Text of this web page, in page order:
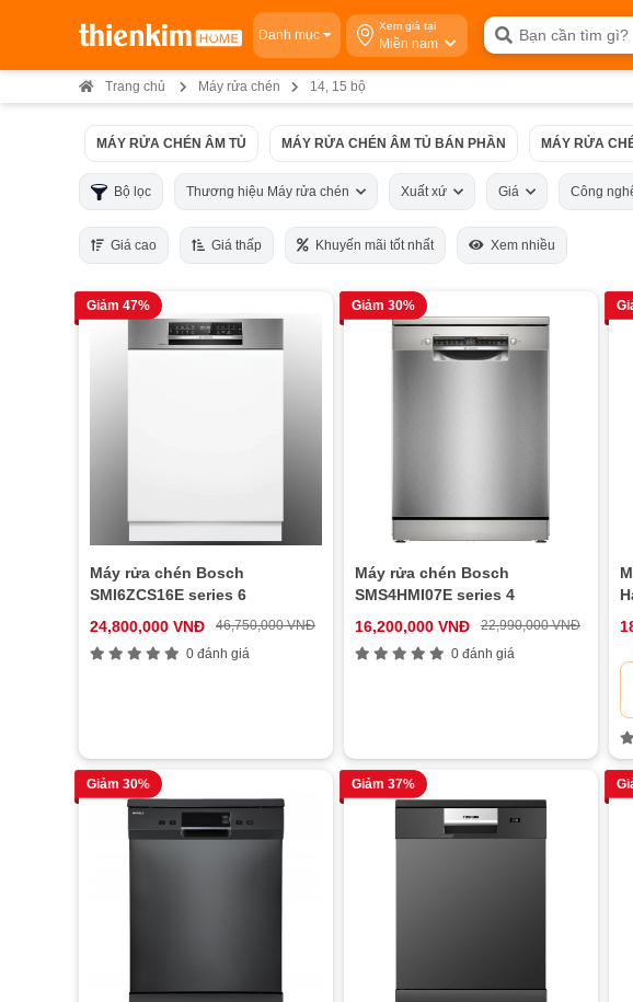
Danh mục
Xem giá tại
Miền nam
Trang chủ Máy rửa chén 14, 15 bộ
MÁY RỬA CHÉN ÂM TỦ MÁY RỬA CHÉN ÂM TỦ BÁN PHẦN MÁY RỬA
Bộ lọc Thương hiệu Máy rửa chén Xuất xứ Giá Công
Giá cao Giá thấp Khuyến mãi tốt nhất Xem nhiều
Giảm 47%
Máy rửa chén Bosch
SMI6ZCS16E series 6
24,800,000 VNĐ
46,750,000 VNĐ
0 đánh giá
Giảm 30%
Máy rửa chén Bosch
SMS4HMI07E series 4
16,200,000 VNĐ
22,990,000 VNĐ
0 đánh giá
Giảm 30% Giảm 37%